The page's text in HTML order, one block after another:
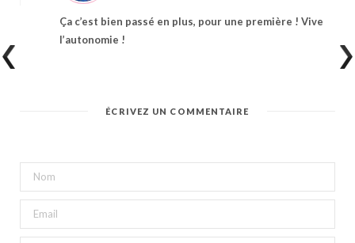
Ça c’est bien passé en plus, pour une première ! Vive
l’autonomie !
ÉCRIVEZ UN COMMENTAIRE